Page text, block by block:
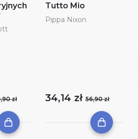
zł
Tutto Mio
Pippa Nixon
34,14 zł 56,90 zł